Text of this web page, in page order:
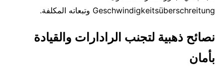
Geschwindigkeitsüberschreitung وتبعاته المكلفة.
نصائح ذهبية لتجنب الرادارات والقيادة
بأمان